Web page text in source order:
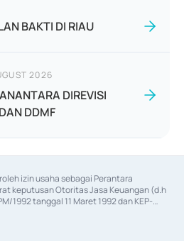
BAKTI DI RIAU
2026
DIREVISI
DDMF
izin usaha sebagai Perantara
keputusan Otoritas Jasa Keuangan (d.h
1992 tanggal 11 Maret 1992 dan KEP-
2014, izin usaha sebagai Penjamin Emisi
Otoritas Jasa Keuangan Nomor KEP-